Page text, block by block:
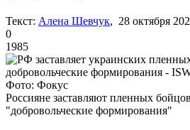
Текст: Алена Шевчук, 28 октября
0
1985
Фото: Фокус
Россияне заставляют пленных
"добровольческие формирования"